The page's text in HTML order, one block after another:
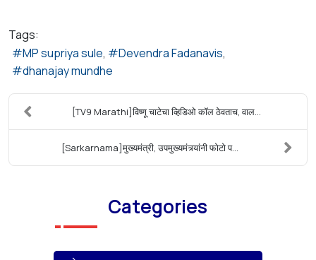
Tags:
MP supriya sule
Devendra Fadanavis
dhanajay mundhe
[TV9 Marathi]विष्णू चाटेचा व्हिडिओ कॉल ठेवताच, वाल...
[Sarkarnama]मुख्यमंत्री, उपमुख्यमंत्र्यांनी फोटो प...
Categories